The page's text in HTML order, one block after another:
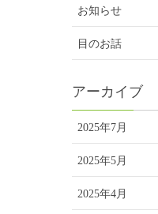
お知らせ
目のお話
アーカイブ
2025年7月
2025年5月
2025年4月